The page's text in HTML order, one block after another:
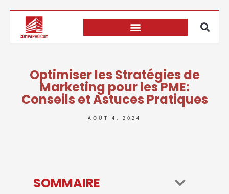
Optimiser les Stratégies de
Marketing pour les PME:
Conseils et Astuces Pratiques
AOÛT 4, 2024
SOMMAIRE